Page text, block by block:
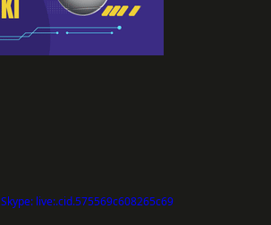
Skype: live:.cid.575569c608265c69